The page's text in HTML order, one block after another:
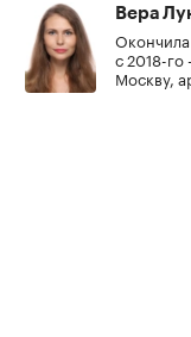
Вера
Окончила
с 2018-
Москву,